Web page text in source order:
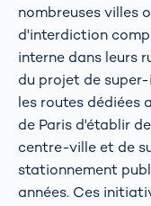
nombreuses villes
d'interdiction
interne dans leurs
du projet de
les routes dédiées
de Paris d'établir
centre-ville et de
stationnement
années. Ces